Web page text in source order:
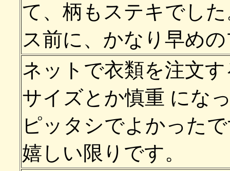
て、柄もステキでし
ス前に、かなり早め
ネットで衣類を注文
サイズとか慎重 にな
ピッタシでよかった
嬉しい限りです。